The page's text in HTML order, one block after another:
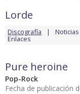
Lorde
Discografía Noticias
Enlaces
Pure heroine
Pop-Rock
Fecha de publicación